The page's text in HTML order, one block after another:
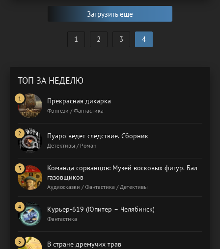
Загрузить еще
1 2 3 4
ТОП ЗА НЕДЕЛЮ
Прекрасная дикарка
Фэнтези / Фантастика
Пуаро ведет следствие. Сборник
Детективы / Роман
Команда сорванцов: Музей восковых фигур. Бал
газовщиков
Аудиосказки / Фантастика / Детективы
Курьер-619 (Юпитер – Челябинск)
Фантастика
В стране дремучих трав